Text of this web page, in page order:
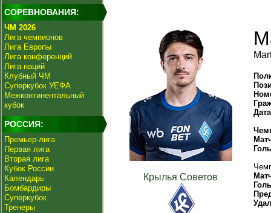
СОРЕВНОВАНИЯ:
ЧМ 2026
Лига чемпионов
Лига Европы
Лига конференций
Лига наций
Клубный ЧМ
Суперкубок УЕФА
Межконтинентальный
кубок
РОССИЯ:
Премьер-лига
Первая лига
Вторая лига
Кубок России
Календарь
Бомбардиры
Суперкубок
Тренеры
Крылья Советов